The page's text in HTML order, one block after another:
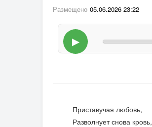
Размещено 05.06.2026 23:22
▶
Приставучая любовь,
Разволнует снова кровь,